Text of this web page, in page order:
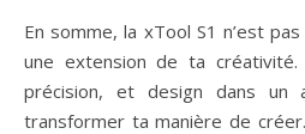
En somme, la xTool S1 n’est
une extension de ta créativité.
précision, et design dans un
transformer ta manière de